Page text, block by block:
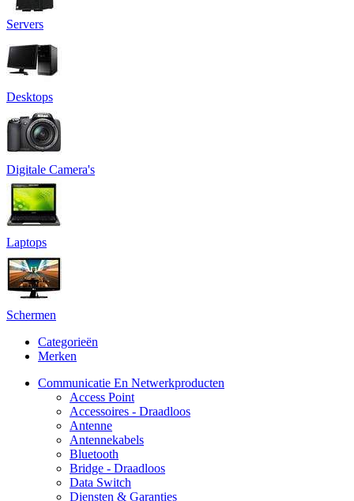
Servers
Desktops
Digitale Camera's
Laptops
Schermen
Categorieën
Merken
Communicatie En Netwerkproducten
Access Point
Accessoires - Draadloos
Antenne
Antennekabels
Bluetooth
Bridge - Draadloos
Data Switch
Diensten & Garanties